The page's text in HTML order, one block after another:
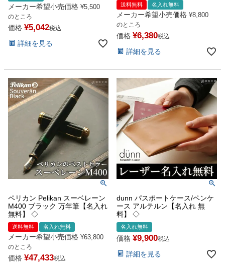
メーカー希望小売価格 ¥5,500
のところ
価格 ¥5,042税込
詳細を見る
送料無料 名入れ無料
メーカー希望小売価格 ¥8,800
のところ
価格 ¥6,380税込
詳細を見る
ペリカン Pelikan スーベレーン
M400 ブラック 万年筆【名入れ
無料】 ◇
送料無料 名入れ無料
メーカー希望小売価格 ¥63,800
のところ
価格 ¥47,433税込
dunn パスポートケース/ペンケ
ース アルテルン【名入れ 無
料】 ◇
名入れ無料
価格 ¥9,900税込
詳細を見る